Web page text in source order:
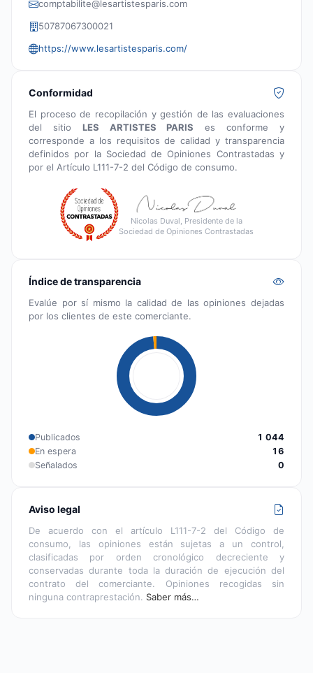
comptabilite@lesartistesparis.com
50787067300021
https://www.lesartistesparis.com/
Conformidad
El proceso de recopilación y gestión de las evaluaciones
del sitio LES ARTISTES PARIS es conforme y
corresponde a los requisitos de calidad y transparencia
definidos por la Sociedad de Opiniones Contrastadas y
por el Artículo L111-7-2 del Código de consumo.
Nicolas Duval, Presidente de la
Sociedad de Opiniones Contrastadas
Índice de transparencia
Evalúe por sí mismo la calidad de las opiniones dejadas
por los clientes de este comerciante.
Publicados
1 044
En espera
16
Señalados
0
Aviso legal
De acuerdo con el artículo L111-7-2 del Código de
consumo, las opiniones están sujetas a un control,
clasificadas por orden cronológico decreciente y
conservadas durante toda la duración de ejecución del
contrato del comerciante. Opiniones recogidas sin
ninguna contraprestación. Saber más…